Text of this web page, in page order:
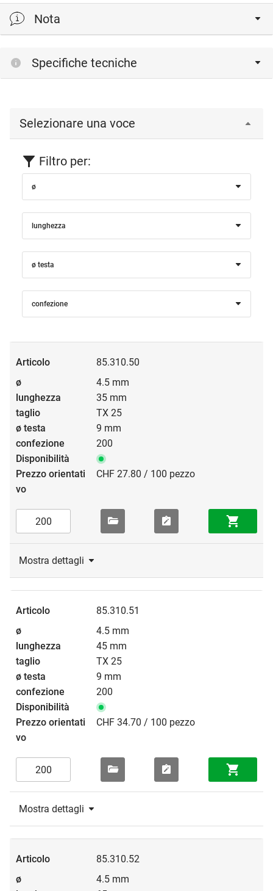
Nota
Specifiche tecniche
Selezionare una voce
Filtro per:
ø
lunghezza
ø testa
confezione
85.310.50
4.5 mm
35 mm
TX 25
9 mm
200
CHF 27.80 / 100 pezzo
Mostra dettagli
85.310.51
4.5 mm
45 mm
TX 25
9 mm
200
CHF 34.70 / 100 pezzo
Mostra dettagli
85.310.52
4.5 mm